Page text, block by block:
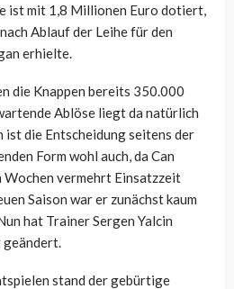
ist mit 1,8 Millionen Euro dotiert,
Ablauf der Leihe für den
erhielte.
die Knappen bereits 350.000
Ablöse liegt da natürlich
ist die Entscheidung seitens der
Form wohl auch, da Can
Wochen vermehrt Einsatzzeit
Saison war er zunächst kaum
hat Trainer Sergen Yalcin
stand der gebürtige